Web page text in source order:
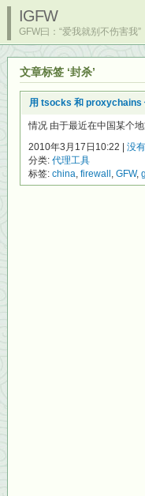
IGFW
GFW曰：“爱我就别不伤害我”
文章标签 ‘封杀’
用 tsocks 和 proxychains
情况 由于最近在中国某个
2010年3月17日10:22 | 没
分类: 代理工具
标签: china, firewall , GFW,